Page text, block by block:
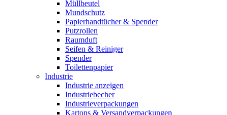
Müllbeutel
Mundschutz
Papierhandtücher & Spender
Putzrollen
Raumduft
Seifen & Reiniger
Spender
Toilettenpapier
Industrie
Industrie anzeigen
Industriebecher
Industrieverpackungen
Kartons & Versandverpackungen